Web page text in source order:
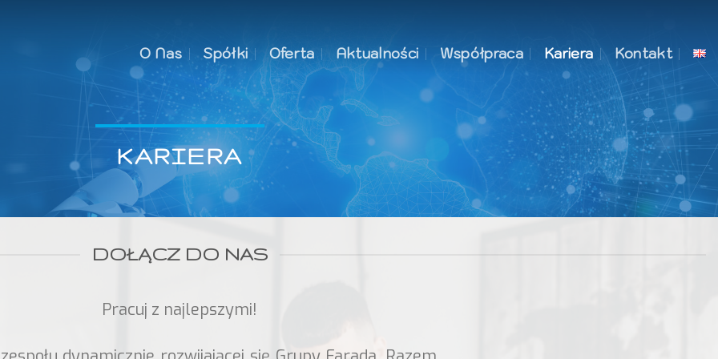
O Nas Spółki Oferta Aktualności Współpraca Kariera Kontakt
KARIERA
DOŁĄCZ DO NAS
Pracuj z najlepszymi!